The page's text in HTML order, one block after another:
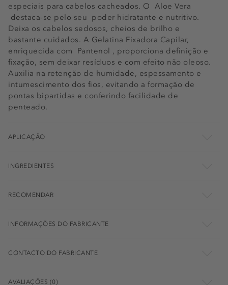
especiais para cabelos cacheados. O Aloe Vera
destaca-se pelo seu poder hidratante e nutritivo.
Deixa os cabelos sedosos, cheios de brilho e
bastante cuidados. A Gelatina Fixadora Capilar,
enriquecida com Pantenol , proporciona definição e
fixação, sem deixar resíduos e com efeito não oleoso.
Auxilia na retenção de humidade, espessamento e
intumescimento dos fios, evitando a formação de
pontas bipartidas e conferindo facilidade de
penteado.
APLICAÇÃO
INGREDIENTES
RECOMENDAR
INFORMAÇÕES DO FABRICANTE
CONTACTO DO FABRICANTE
AVALIAÇÕES (0)